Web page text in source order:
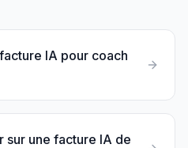
IA pour coach
sur une facture IA de